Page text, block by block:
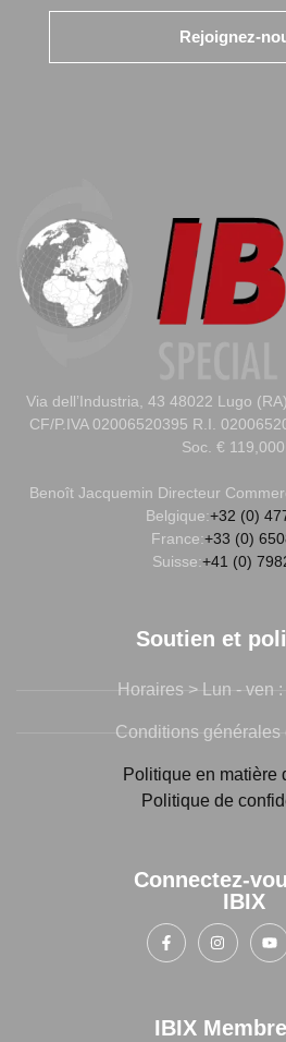
Rejoignez-
Via dell’Industria, 43 48022 Lugo
CF/P.IVA 02006520395 R.I.
Soc. €
Benoît Jacquemin Directeur
Belgique:+32 (0)
France:+33 (0)
Suisse:+41 (0)
Soutien et
Horaires > Lun - ven
Conditions générales
Politique en matière
Politique de
Connectez-
IBIX
IBIX